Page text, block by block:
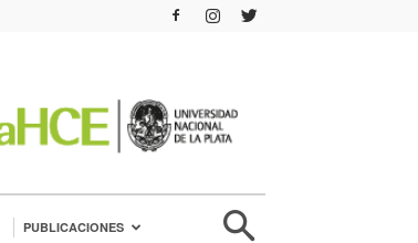
PUBLICACIONES